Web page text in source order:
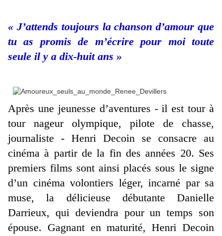
« J’attends toujours la chanson d’amour que
tu as promis de m’écrire pour moi toute
seule il y a dix-huit ans »
Après une jeunesse d’aventures - il est tour à
tour nageur olympique, pilote de chasse,
journaliste - Henri Decoin se consacre au
cinéma à partir de la fin des années 20. Ses
premiers films sont ainsi placés sous le signe
d’un cinéma volontiers léger, incarné par sa
muse, la délicieuse débutante Danielle
Darrieux, qui deviendra pour un temps son
épouse. Gagnant en maturité, Henri Decoin